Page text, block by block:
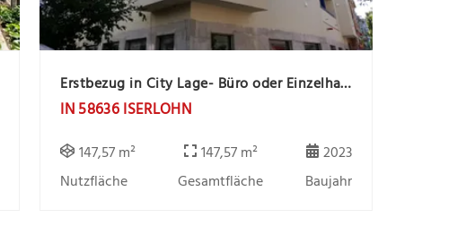
Erstbezug in City Lage- Büro oder Einzelhandelsfläche sucht Mieter
IN 58636 ISERLOHN
147,57 m²
Nutzfläche
147,57 m²
Gesamtfläche
2023
Baujahr